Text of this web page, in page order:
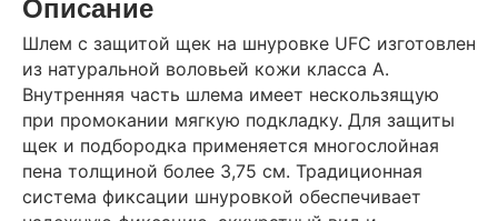
Шлем с защитой щек на шнуровке UFC изготовлен
из натуральной воловьей кожи класса А.
Внутренняя часть шлема имеет нескользящую
при промокании мягкую подкладку. Для защиты
щек и подбородка применяется многослойная
пена толщиной более 3,75 см. Традиционная
система фиксации шнуровкой обеспечивает